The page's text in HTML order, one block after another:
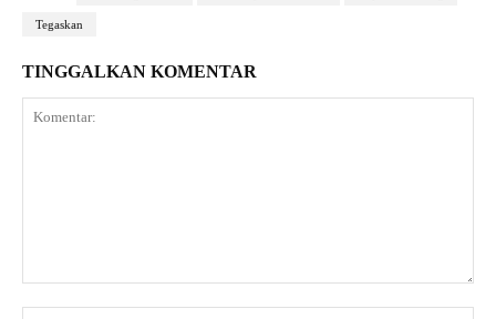
Tegaskan
TINGGALKAN KOMENTAR